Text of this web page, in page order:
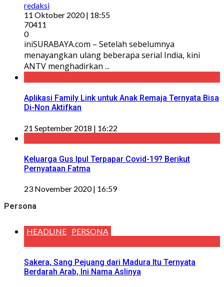
redaksi
11 Oktober 2020 | 18:55
70411
0
iniSURABAYA.com – Setelah sebelumnya
menayangkan ulang beberapa serial India, kini
ANTV menghadirkan ...
Aplikasi Family Link untuk Anak Remaja Ternyata Bisa
Di-Non Aktifkan
21 September 2018 | 16:22
Keluarga Gus Ipul Terpapar Covid-19? Berikut
Pernyataan Fatma
23 November 2020 | 16:59
Persona
HEADLINE PERSONA
Sakera, Sang Pejuang dari Madura Itu Ternyata
Berdarah Arab, Ini Nama Aslinya